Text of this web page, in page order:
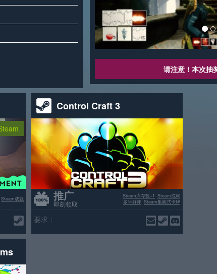
请注意！本次抽
Steam成就
Control Craft 3
推广
即刻领取
Steam成就
Steam库存数+1
Steam集换式卡牌
多半好评
要求：